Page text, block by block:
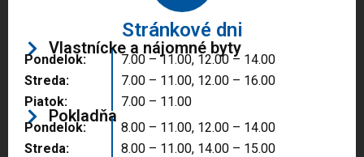
Stránkové dni
Vlastnícke a nájomné byty
Pondelok:
Streda:
Piatok:
7.00 – 11.00, 12.00 – 14.00
7.00 – 11.00, 12.00 – 16.00
7.00 – 11.00
Pokladňa
Pondelok:
Streda:
8.00 – 11.00, 12.00 – 14.00
8.00 – 11.00, 14.00 – 15.00